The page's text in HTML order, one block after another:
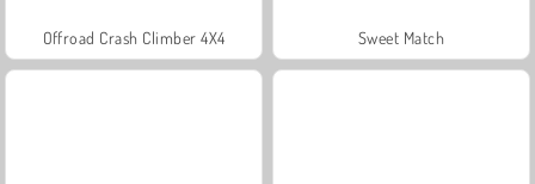
Offroad Crash Climber 4X4 Sweet Match